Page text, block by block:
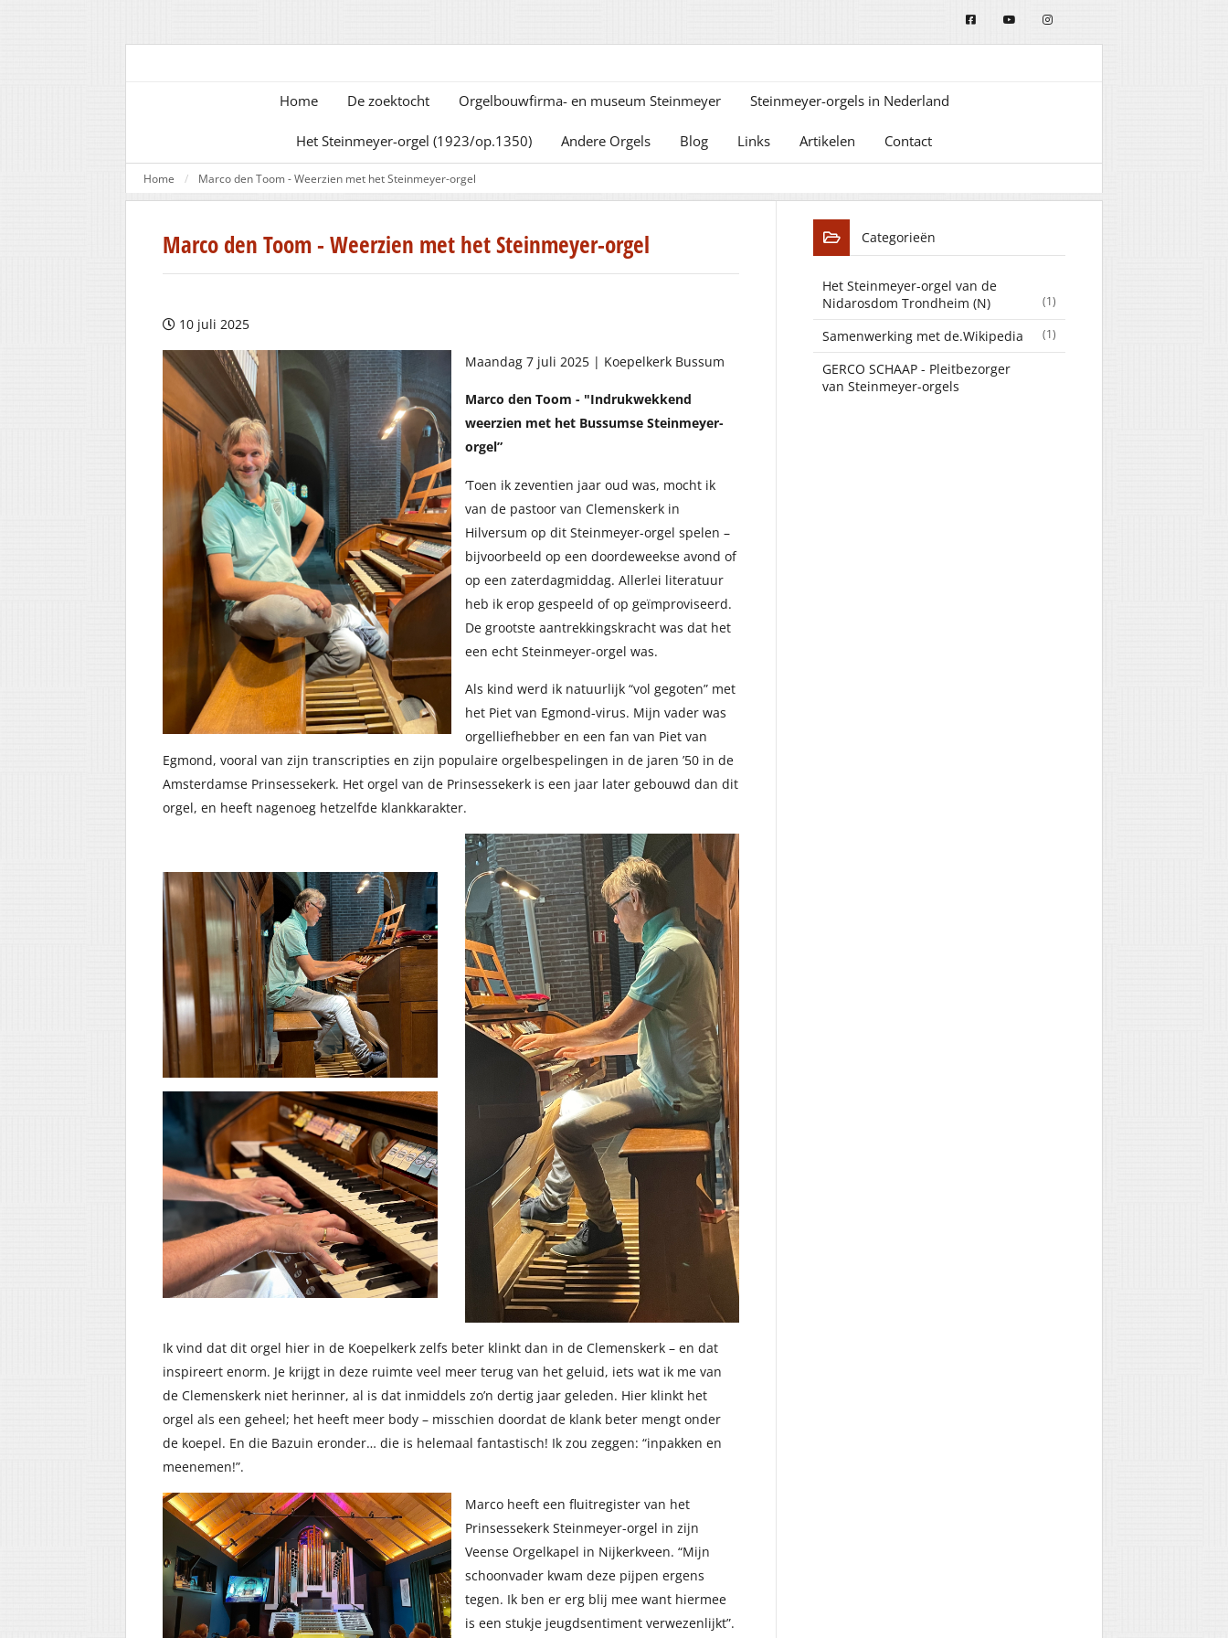
Home De zoektocht Orgelbouwfirma- en museum Steinmeyer Steinmeyer-orgels in Nederland
Het Steinmeyer-orgel (1923/op.1350) Andere Orgels Blog Links Artikelen Contact
Home Marco den Toom - Weerzien met het Steinmeyer-orgel
Marco den Toom - Weerzien met het Steinmeyer-orgel
10 juli 2025
Maandag 7 juli 2025 | Koepelkerk Bussum
Marco den Toom - "Indrukwekkend
weerzien met het Bussumse Steinmeyer-
orgel”
‘Toen ik zeventien jaar oud was, mocht ik
van de pastoor van Clemenskerk in
Hilversum op dit Steinmeyer-orgel spelen –
bijvoorbeeld op een doordeweekse avond of
op een zaterdagmiddag. Allerlei literatuur
heb ik erop gespeeld of op geïmproviseerd.
De grootste aantrekkingskracht was dat het
een echt Steinmeyer-orgel was.
Als kind werd ik natuurlijk “vol gegoten” met
het Piet van Egmond-virus. Mijn vader was
orgelliefhebber en een fan van Piet van
Egmond, vooral van zijn transcripties en zijn populaire orgelbespelingen in de jaren ’50 in de
Amsterdamse Prinsessekerk. Het orgel van de Prinsessekerk is een jaar later gebouwd dan dit
orgel, en heeft nagenoeg hetzelfde klankkarakter.
Ik vind dat dit orgel hier in de Koepelkerk zelfs beter klinkt dan in de Clemenskerk – en dat
inspireert enorm. Je krijgt in deze ruimte veel meer terug van het geluid, iets wat ik me van
de Clemenskerk niet herinner, al is dat inmiddels zo’n dertig jaar geleden. Hier klinkt het
orgel als een geheel; het heeft meer body – misschien doordat de klank beter mengt onder
de koepel. En die Bazuin eronder… die is helemaal fantastisch! Ik zou zeggen: “inpakken en
meenemen!”.
Marco heeft een fluitregister van het
Prinsessekerk Steinmeyer-orgel in zijn
Veense Orgelkapel in Nijkerkveen. “Mijn
schoonvader kwam deze pijpen ergens
tegen. Ik ben er erg blij mee want hiermee
is een stukje jeugdsentiment verwezenlijkt”.
Categorieën
Het Steinmeyer-orgel van de
Nidarosdom Trondheim (N)
(1)
Samenwerking met de.Wikipedia (1)
GERCO SCHAAP - Pleitbezorger
van Steinmeyer-orgels